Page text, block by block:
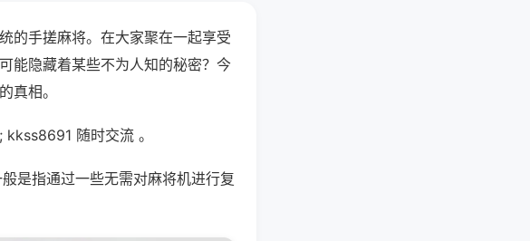
的手搓麻将。在大家聚在一起享受
能隐藏着某些不为人知的秘密？今
真相。
随时交流 。
是指通过一些无需对麻将机进行复